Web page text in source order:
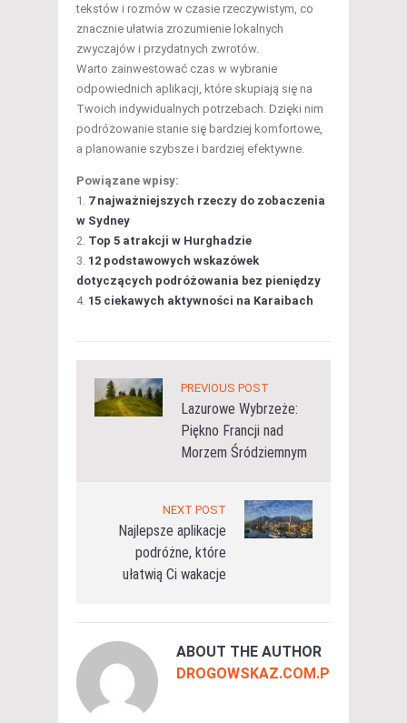
tekstów i rozmów w czasie rzeczywistym, co
znacznie ułatwia zrozumienie lokalnych
zwyczajów i przydatnych zwrotów.
Warto zainwestować czas w wybranie
odpowiednich aplikacji, które skupiają się na
Twoich indywidualnych potrzebach. Dzięki nim
podróżowanie stanie się bardziej komfortowe,
a planowanie szybsze i bardziej efektywne.
Powiązane wpisy:
7 najważniejszych rzeczy do zobaczenia
w Sydney
Top 5 atrakcji w Hurghadzie
12 podstawowych wskazówek
dotyczących podróżowania bez pieniędzy
15 ciekawych aktywności na Karaibach
PREVIOUS POST
Lazurowe Wybrzeże:
Piękno Francji nad
Morzem Śródziemnym
NEXT POST
Najlepsze aplikacje
podróżne, które
ułatwią Ci wakacje
ABOUT THE AUTHOR
DROGOWSKAZ.COM.PL